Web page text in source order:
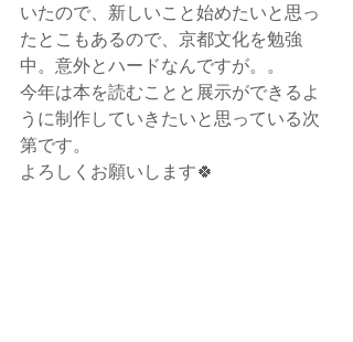
いたので、新しいこと始めたいと思っ
たとこもあるので、京都文化を勉強
中。意外とハードなんですが。。
今年は本を読むことと展示ができるよ
うに制作していきたいと思っている次
第です。
よろしくお願いします🍀